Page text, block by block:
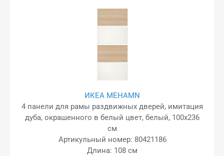
ИКЕА MEHAMN
4 панели для рамы раздвижных дверей, имитация
дуба, окрашенного в белый цвет, белый, 100x236
см
Артикульный номер: 80421186
Длина: 108 см